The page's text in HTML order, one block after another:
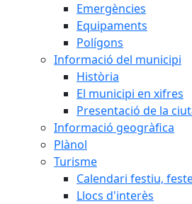
Emergències
Equipaments
Polígons
Informació del municipi
Història
El municipi en xifres
Presentació de la
Informació geogràfica
Plànol
Turisme
Calendari festiu,
Llocs d'interès